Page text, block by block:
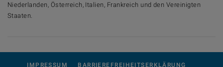
Niederlanden, Österreich, Italien, Frankreich und den Vereinigten
Staaten.
IMPRESSUM BARRIEREFREIHEITSERKLÄRUNG